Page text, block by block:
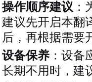
操作顺序建议
建议先开启本翻
后，再根据需要
设备保养：设备
长期不用时，建